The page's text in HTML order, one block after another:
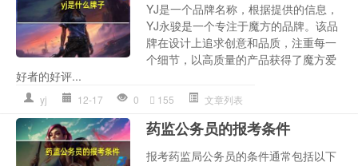
YJ是一个品牌名称，根据提供的信息，
YJ永骏是一个专注于魔方的品牌。该品
牌在设计上追求创意和品质，注重每一
个细节，以高质量的产品获得了魔方爱
好者的好评...
yj 12-17 0 155 文章列表
药监公务员的报考条件
报考药监局公务员的条件通常包括以下